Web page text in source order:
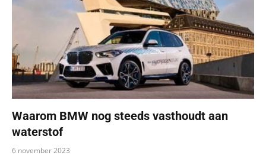
Waarom BMW nog steeds vasthoudt aan
waterstof
6 november 2023